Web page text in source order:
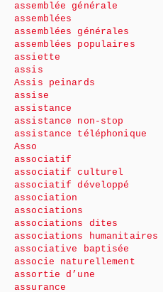
assemblée générale
assemblées
assemblées générales
assemblées populaires
assiette
assis
Assis peinards
assise
assistance
assistance non-stop
assistance téléphonique
Asso
associatif
associatif culturel
associatif développé
association
associations
associations dites
associations humanitaires
associative baptisée
associe naturellement
assortie d’une
assurance